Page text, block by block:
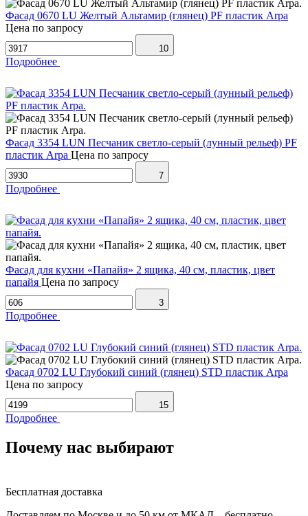
Фасад 0670 LU Желтый Альтамир (глянец) PF пластик Arpa
Цена по запросу
10
Подробнее
Фасад 3354 LUN Песчаник светло-серый (лунный рельеф) PF
пластик Arpa Цена по запросу
7
Подробнее
Фасад для кухни «Папайя» 2 ящика, 40 см, пластик, цвет
папайя Цена по запросу
3
Подробнее
Фасад 0702 LU Глубокий синий (глянец) STD пластик Arpa
Цена по запросу
15
Подробнее
Почему нас выбирают
Бесплатная доставка